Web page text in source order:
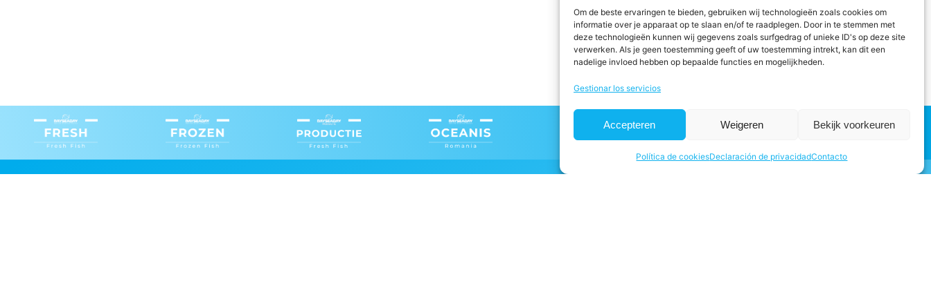
Om de beste ervaringen te bieden, gebruiken wij technologieën zoals cookies om
informatie over je apparaat op te slaan en/of te raadplegen. Door in te stemmen met
deze technologieën kunnen wij gegevens zoals surfgedrag of unieke ID's op deze site
verwerken. Als je geen toestemming geeft of uw toestemming intrekt, kan dit een
nadelige invloed hebben op bepaalde functies en mogelijkheden.
Gestionar los servicios
Accepteren Weigeren Bekijk voorkeuren
Política de cookiesDeclaración de privacidadContacto